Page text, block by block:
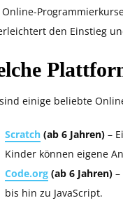
Online-
den Einstieg
einige beliebte
Scratch (ab 6 Jahren) –
Kinder können eigene
Code.org (ab 6 Jahren)
bis hin zu JavaScript.